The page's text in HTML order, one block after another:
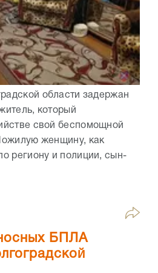
области задержан
который
свой беспомощной
женщину, как
региону и полиции, сын-
БПЛА